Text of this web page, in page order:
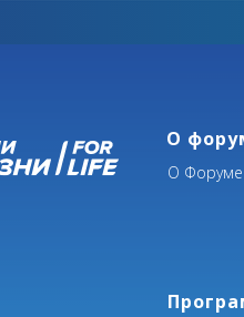
О
О Форуме